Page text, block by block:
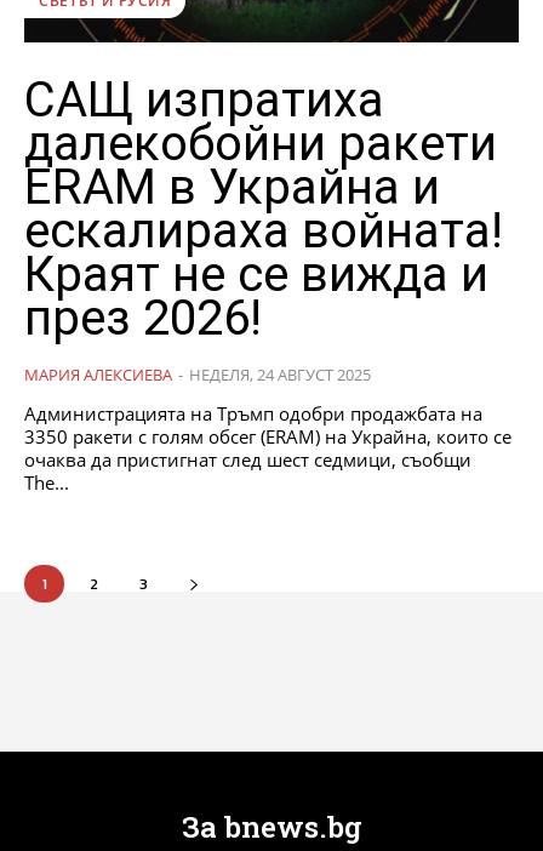
САЩ изпратиха
далекобойни ракети
ERAM в Украйна и
ескалираха войната!
Краят не се вижда и
през 2026!
МАРИЯ АЛЕКСИЕВА - НЕДЕЛЯ, 24 АВГУСТ 2025
Администрацията на Тръмп одобри продажбата на
3350 ракети с голям обсег (ERAM) на Украйна, които се
очаква да пристигнат след шест седмици, съобщи
The...
1 2 3
За bnews.bg